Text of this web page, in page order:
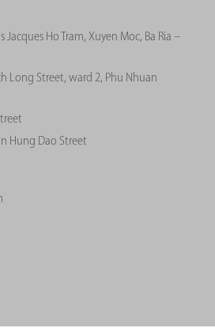
Jacques Ho Tram, Xuyen Moc, Ba Ria –
Long Street, ward 2, Phu Nhuan
Hung Dao Street